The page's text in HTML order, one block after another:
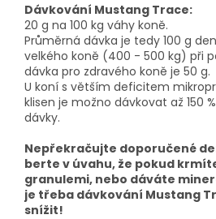
Dávkování Mustang Trace:
20 g na 100 kg váhy koně.
Průměrná dávka je tedy 100 g
velkého koně (400 - 500 kg) při
dávka pro zdravého koně je 50 g.
U koní s větším deficitem
klisen je možno dávkovat až 150
dávky.
Nepřekračujte doporučené
berte v úvahu, že pokud
granulemi, nebo dáváte
je třeba dávkování Mustang
snížit!